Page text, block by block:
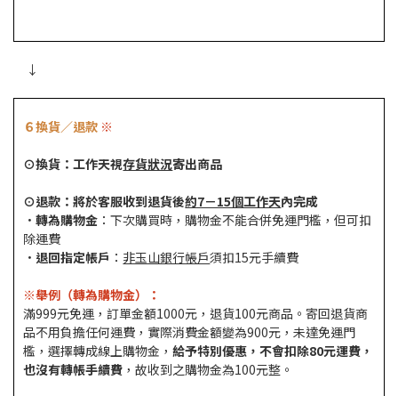
↓
６換貨／退款 ※
⊙換貨：工作天視存貨狀況寄出商品
⊙退款：將於客服收到退貨後約7－15個工作天內完成
．轉為購物金 ：下次購買時，購物金不能合併免運門檻，但可扣
除運費
．退回指定帳戶 ： 非玉山銀行帳戶須扣15元手續費
※舉例（轉為購物金）：
滿999元免運，訂單金額1000元，退貨100元商品。寄回退貨商
品不用負擔任何運費，實際消費金額變為900元，未達免運門
檻，選擇轉成線上購物金，給予特別優惠，不會扣除80元運費，
也沒有轉帳手續費 ，故收到之購物金為100元整。